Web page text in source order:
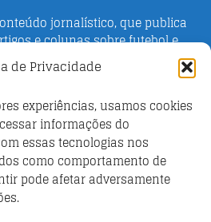
de Privacidade
experiências, usamos cookies
informações do
essas tecnologias nos
como comportamento de
pode afetar adversamente
jornalístico, que publica
e colunas sobre futebol e
em 2016 pelo jornalista
como objetivo informar o
jogos